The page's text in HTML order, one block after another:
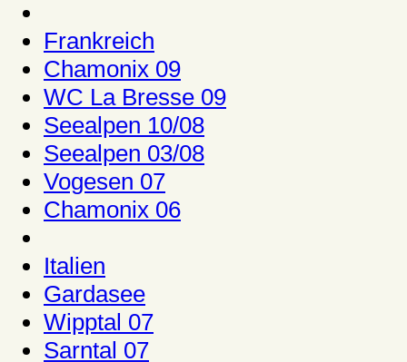
Frankreich
Chamonix 09
WC La Bresse 09
Seealpen 10/08
Seealpen 03/08
Vogesen 07
Chamonix 06
Italien
Gardasee
Wipptal 07
Sarntal 07